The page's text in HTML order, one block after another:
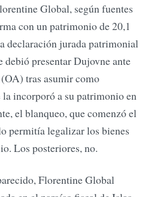
Global, según fuentes
con un patrimonio de 20,1
declaración jurada patrimonial
debió presentar Dujovne ante
tras asumir como
incorporó a su patrimonio en
el blanqueo, que comenzó el
permitía legalizar los bienes
Los posteriores, no.
Florentine Global